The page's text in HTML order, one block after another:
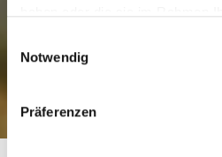
Notwendig
Präferenzen